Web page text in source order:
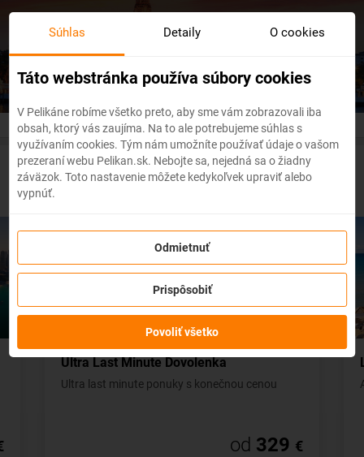
content
Lacné letenkydo celého sveta
Naše tipy na ultra last minute dovolenky
SKVELÉ CENY
Ultra Last Minute Dovolenka
Ultra last minute ponuky s konečnou cenou
od 329 €
Súhlas Detaily O cookies
Táto webstránka používa súbory cookies
V Pelikáne robíme všetko preto, aby sme vám zobrazovali iba
obsah, ktorý vás zaujíma. Na to ale potrebujeme súhlas s
využívaním cookies. Tým nám umožníte používať údaje o vašom
prezeraní webu Pelikan.sk. Nebojte sa, nejedná sa o žiadny
záväzok. Toto nastavenie môžete kedykoľvek upraviť alebo
vypnúť.
Odmietnuť
Prispôsobiť
Povoliť všetko